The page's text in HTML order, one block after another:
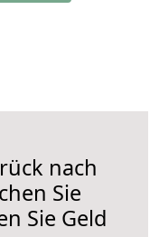
nach
Sie
Sie Geld